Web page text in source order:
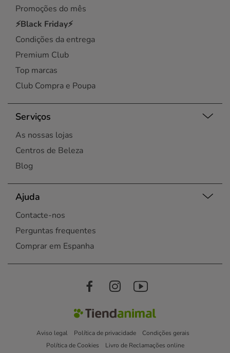
Promoções do mês
⚡Black Friday⚡
Condições da entrega
Premium Club
Top marcas
Club Compra e Poupa
Serviços
As nossas lojas
Centros de Beleza
Blog
Ajuda
Contacte-nos
Perguntas frequentes
Comprar em Espanha
Aviso legal Política de privacidade
Condições gerais
Política de Cookies
Livro de Reclamações online